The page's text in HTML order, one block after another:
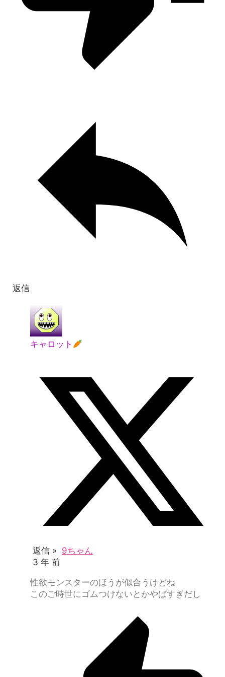
返信
キャロット
返信 » 9ちゃん
3 年 前
性欲モンスターのほうが似合うけどね
このご時世にゴムつけないとかやばすぎだし